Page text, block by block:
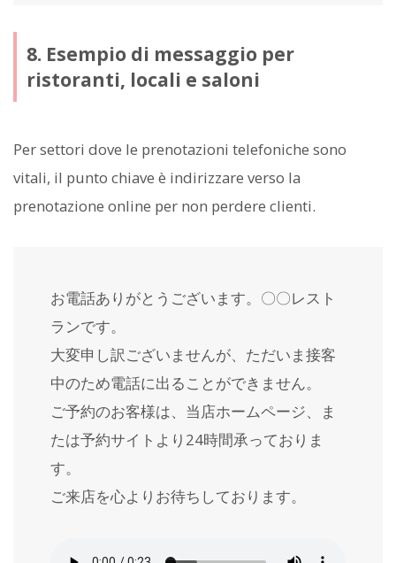
8. Esempio di messaggio per
ristoranti, locali e saloni
Per settori dove le prenotazioni telefoniche sono
vitali, il punto chiave è indirizzare verso la
prenotazione online per non perdere clienti.
お電話ありがとうございます。〇〇レスト
ランです。
大変申し訳ございませんが、ただいま接客
中のため電話に出ることができません。
ご予約のお客様は、当店ホームページ、ま
たは予約サイトより24時間承っておりま
す。
ご来店を心よりお待ちしております。